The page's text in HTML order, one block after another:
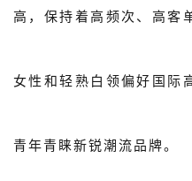
高，保持着高频次、高客
女性和轻熟白领偏好国际
青年青睐新锐潮流品牌。